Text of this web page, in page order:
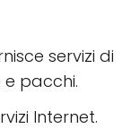
servizi di
pacchi.
Internet.